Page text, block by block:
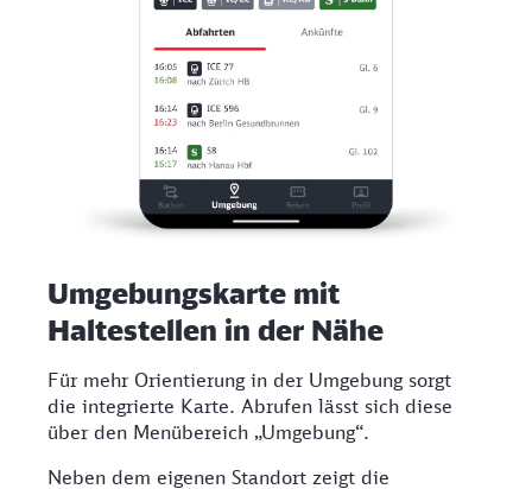
Umgebungskarte mit
Haltestellen in der Nähe
Für mehr Orientierung in der Umgebung sorgt
die integrierte Karte. Abrufen lässt sich diese
über den Menübereich „Umgebung“.
Neben dem eigenen Standort zeigt die